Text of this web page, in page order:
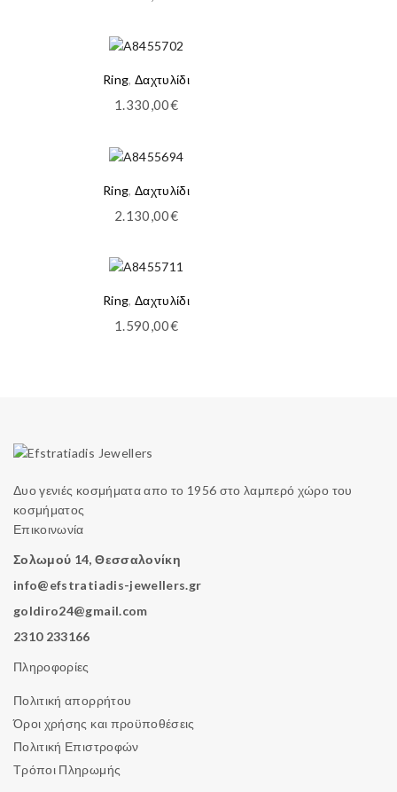
Ring, Δαχτυλίδι
1.330,00€
Ring, Δαχτυλίδι
2.130,00€
Ring, Δαχτυλίδι
1.590,00€
Δυο γενιές κοσμήματα απο το 1956 στο λαμπερό χώρο του
κοσμήματος
Επικοινωνία
Σολωμού 14, Θεσσαλονίκη
info@efstratiadis-jewellers.gr
goldiro24@gmail.com
2310 233166
Πληροφορίες
Πολιτική απορρήτου
Όροι χρήσης και προϋποθέσεις
Πολιτική Επιστροφών
Τρόποι Πληρωμής